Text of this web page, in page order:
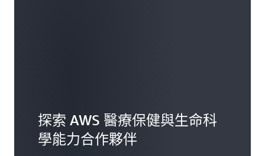
探索 AWS 醫療保健與生命科
學能力合作夥伴